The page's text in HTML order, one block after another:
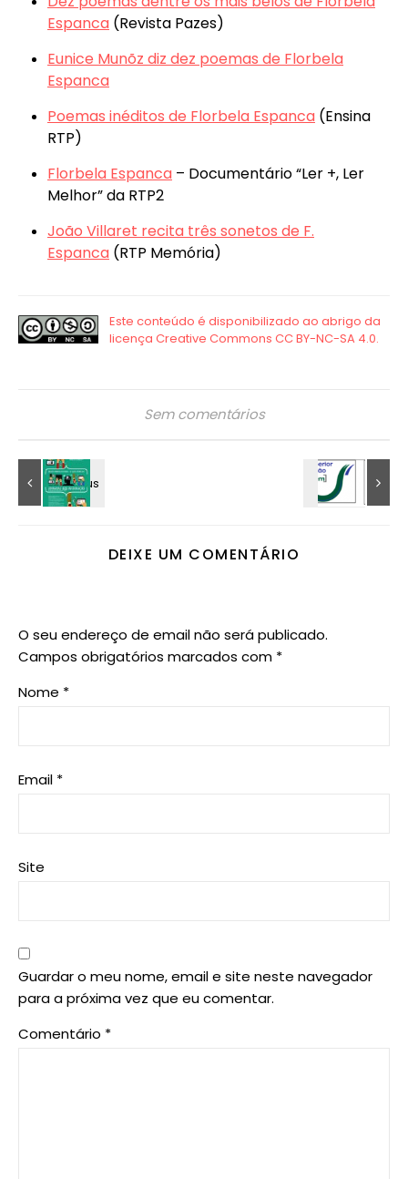
Espanca (Revista Pazes)
Eunice Munõz diz dez poemas de Florbela
Espanca
Poemas inéditos de Florbela Espanca (Ensina
RTP)
Florbela Espanca – Documentário “Ler +, Ler
Melhor” da RTP2
João Villaret recita três sonetos de F.
Espanca (RTP Memória)
Sem comentários
DEIXE UM COMENTÁRIO
O seu endereço de email não será publicado.
Campos obrigatórios marcados com *
Nome *
Email *
Site
Guardar o meu nome, email e site neste navegador
para a próxima vez que eu comentar.
Comentário *